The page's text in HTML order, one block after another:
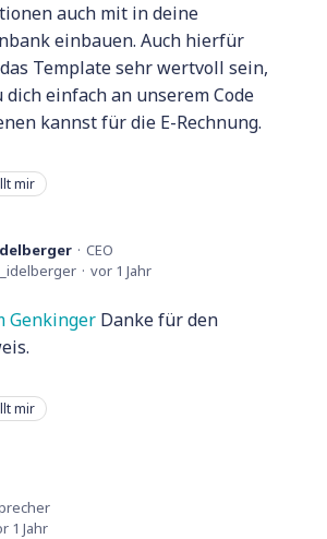
auch mit in deine
einbauen. Auch hierfür
Template sehr wertvoll sein,
dich einfach an unserem Code
kannst für die E-Rechnung.
mir
CEO
vor 1 Jahr
Genkinger Danke für den
mir
1 Jahr